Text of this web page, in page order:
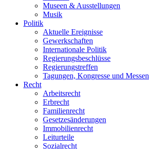
Museen & Ausstellungen
Musik
Politik
Aktuelle Ereignisse
Gewerkschaften
Internationale Politik
Regierungsbeschlüsse
Regierungstreffen
Tagungen, Kongresse und Messen
Recht
Arbeitsrecht
Erbrecht
Familienrecht
Gesetzesänderungen
Immobilienrecht
Leiturteile
Sozialrecht